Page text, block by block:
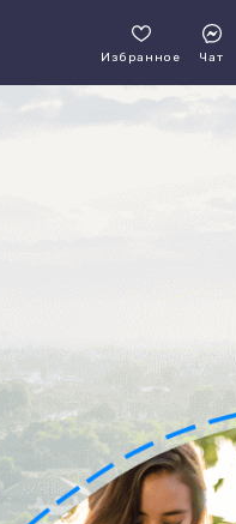
Избранное Чат